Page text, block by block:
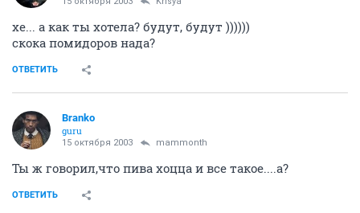
хе... а как ты хотела? будут, будут ))))))
скока помидоров нада?
ОТВЕТИТЬ
Branko
guru
15 октября 2003 mammonth
Ты ж говорил,что пива хоцца и все такое....а?
ОТВЕТИТЬ